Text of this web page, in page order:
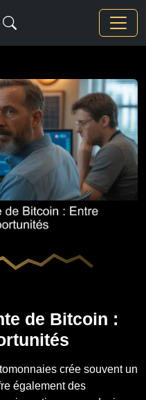
de Bitcoin :
crée souvent un
également des